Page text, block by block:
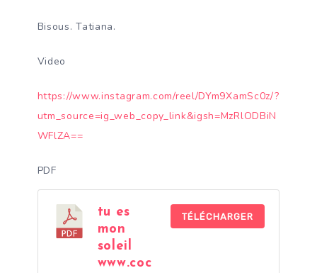
Bisous. Tatiana.
Video
https://www.instagram.com/reel/DYm9XamSc0z/?
utm_source=ig_web_copy_link&igsh=MzRlODBiN
WFlZA==
PDF
tu es
mon
soleil
www.coc
TÉLÉCHARGER